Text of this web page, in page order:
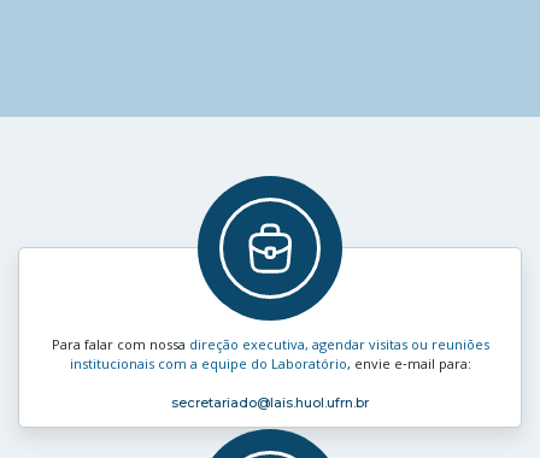
Para falar com nossa direção executiva, agendar visitas ou reuniões
institucionais com a equipe do Laboratório, envie e‑mail para:
secretariado@lais.huol.ufrn.br